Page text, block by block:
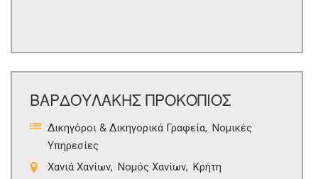
ΒΑΡΔΟΥΛΑΚΗΣ ΠΡΟΚΟΠΙΟΣ
Δικηγόροι & Δικηγορικά Γραφεία Νομικές
Υπηρεσίες
Χανιά Χανίων Νομός Χανίων Κρήτη